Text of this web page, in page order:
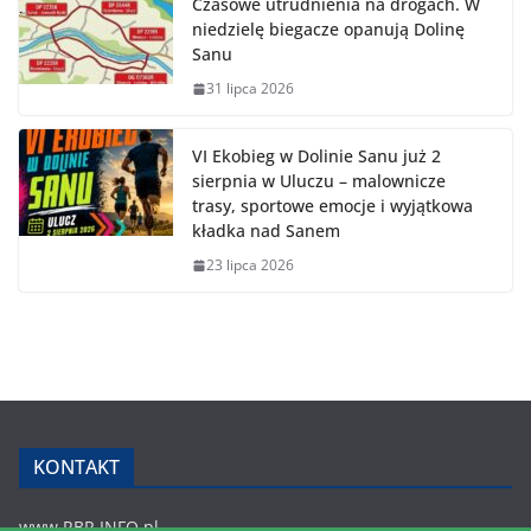
Czasowe utrudnienia na drogach. W
niedzielę biegacze opanują Dolinę
Sanu
31 lipca 2026
VI Ekobieg w Dolinie Sanu już 2
sierpnia w Uluczu – malownicze
trasy, sportowe emocje i wyjątkowa
kładka nad Sanem
23 lipca 2026
KONTAKT